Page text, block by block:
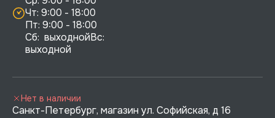
Чт: 9:00 - 18:00
Пт: 9:00 - 18:00
Сб:  выходнойВс:
выходной
Санкт-Петербург, магазин ул. Софийская, д 16
Нет в наличии